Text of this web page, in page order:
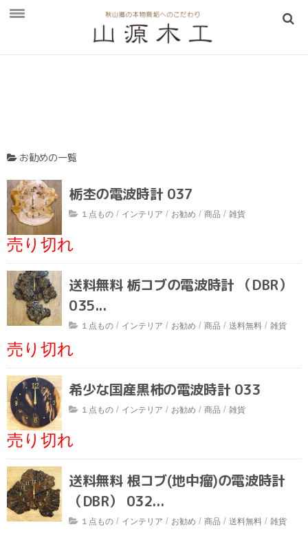
アクセス
販売・展示場
手彫りこね鉢の製造過程
Q＆A
取扱商品
一枚板テーブル
輪切りテーブル・円卓
テーブル脚
椅子
飾り棚・テレビ台
インテリア・生活雑貨
木鉢・臼・杵
その他・素材
お食事
お勧めの一覧
栃杢の電波時計 037
１点もの / インテリア / お勧め / 商品 / 雑貨
売り切れ
送料無料 栃コブの電波時計 （DBR）
035...
１点もの / インテリア / お勧め / 商品 / 送料無料 / 雑貨
売り切れ
希少な国産黒柿の電波時計 033
１点もの / インテリア / お勧め / 商品 / 雑貨
売り切れ
送料無料 根コブ(地中瘤)の電波時計
（DBR） 032...
１点もの / インテリア / お勧め / 商品 / 送料無料 / 雑貨